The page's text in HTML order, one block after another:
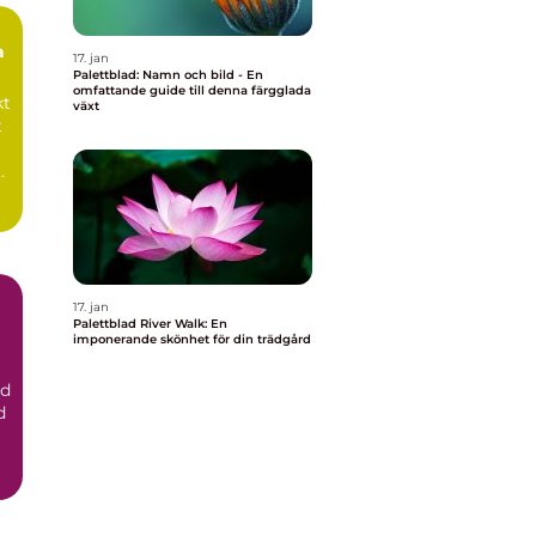
17. jan
Palettblad: Namn och bild - En
omfattande guide till denna färgglada
växt
17. jan
Palettblad River Walk: En
imponerande skönhet för din trädgård